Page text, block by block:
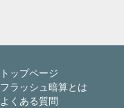
トップページ
フラッシュ暗算とは
よくある質問